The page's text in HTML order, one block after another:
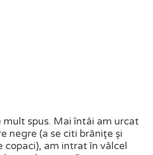
spus. Mai întâi am urcat
negre (a se citi brâniţe şi
am intrat în vâlcel